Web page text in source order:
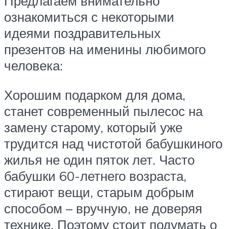
ознакомиться с некоторыми
идеями поздравительных
презентов на именины любимого
человека:
Хорошим подарком для дома,
станет современный пылесос на
замену старому, который уже
трудится над чистотой бабушкиного
жилья не один пяток лет. Часто
бабушки 60-летнего возраста,
стирают вещи, старым добрым
способом – вручную, не доверяя
технике. Поэтому стоит подумать о